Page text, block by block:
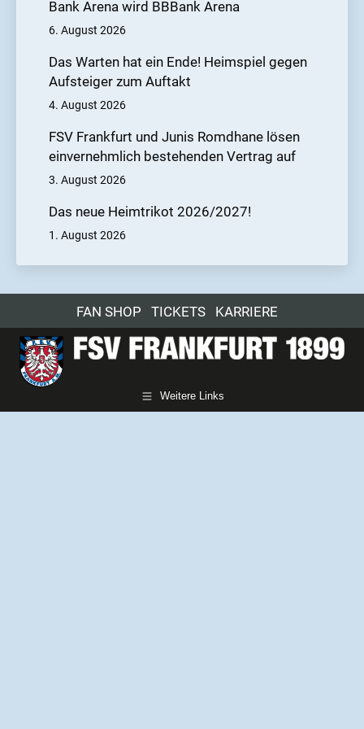
erstmal passiv und sahen im ersten Durchgang
nicht gut aus. Trotz des starken Comebacks hielt
müssen sich mit einem Punkt zufrieden geben.
Am Sonntag, den 30. März, kommt es dann zum
nächsten Topspiel. Der FSV empfängt in der
heimischen PSD Bank Arena die Stuttgarter
Kickers. Anpfiff ist um 14 Uhr.
Bank Arena wird BBBank Arena
6. August 2026
Das Warten hat ein Ende! Heimspiel gegen
Aufsteiger zum Auftakt
4. August 2026
FSV Frankfurt und Junis Romdhane lösen
einvernehmlich bestehenden Vertrag auf
3. August 2026
Das neue Heimtrikot 2026/2027!
1. August 2026
FAN SHOP TICKETS KARRIERE
Weitere Links